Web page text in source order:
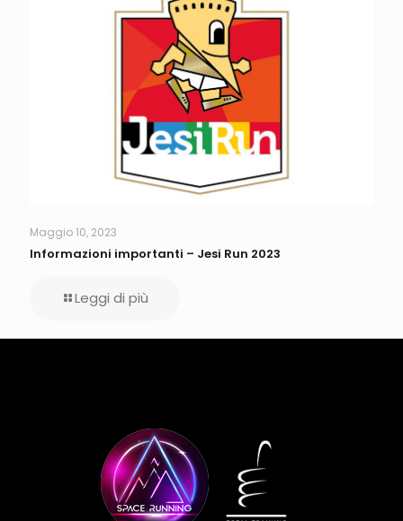
Maggio 10, 2023
Informazioni importanti – Jesi Run 2023
Leggi di più